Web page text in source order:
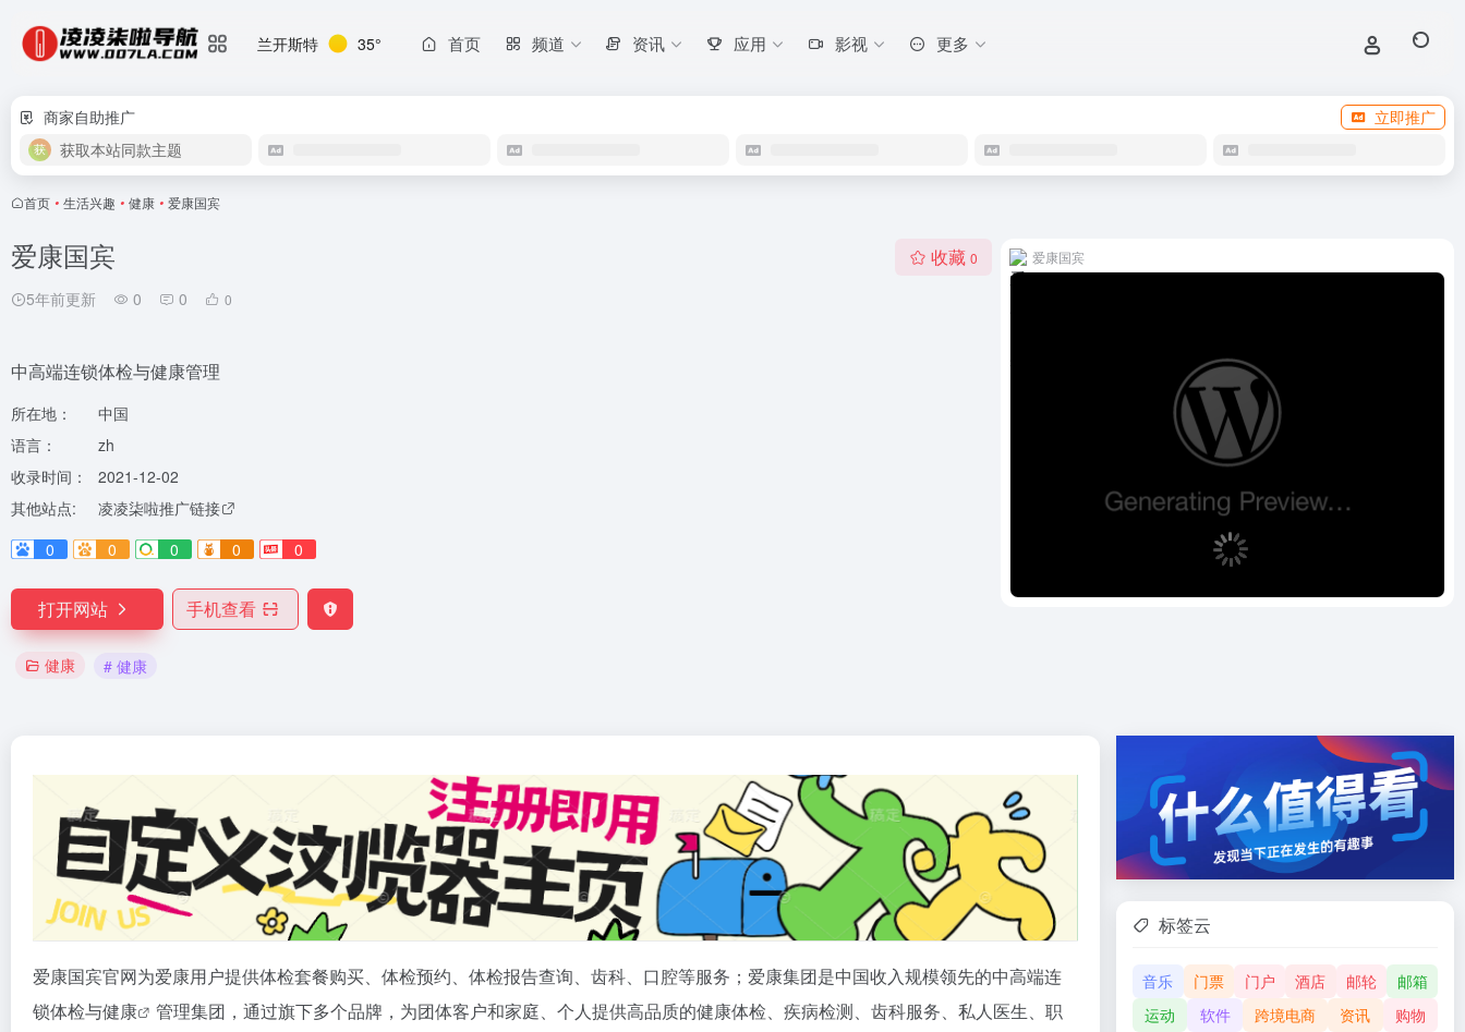
兰开斯特 35° 首页 频道 资讯 应用 影视 更多
商家自助推广
立即推广
获取本站同款主题
首页 • 生活兴趣 • 健康 • 爱康国宾
爱康国宾
5年前更新 0 0 0
收藏 0
中高端连锁体检与健康管理
所在地：
中国
语言：
zh
收录时间：
2021-12-02
其他站点:
凌凌柒啦推广链接
0
0 0 0 0
打开网站 手机查看
健康 # 健康
爱康国宾
爱康国宾官网为爱康用户提供体检套餐购买、体检预约、体检报告查询、齿科、口腔等服务；爱康集团是中国收入规模领先的中高端连
锁体检与健康
管理集团，通过旗下多个品牌，为团体客户和家庭、个人提供高品质的健康体检、疾病检测、齿科服务、私人医生、职
标签云
音乐 门票 门户 酒店 邮轮
邮箱
运动
软件 跨境电商 资讯
购物